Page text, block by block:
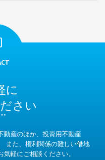
に
さい
動産のほか、投資用不動産
また、権利関係の難しい借地
軽にご相談ください。